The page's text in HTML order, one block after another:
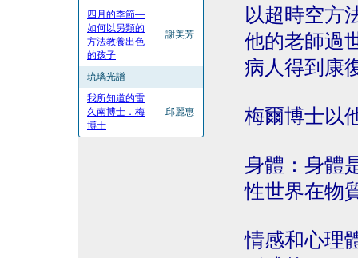
四月的季節—
如何以另類的
方法教養出色
的孩子
謝美芳
琉璃光譜
我所知道的雷
久南博士．梅
博士
邱麗惠
以超時空方
他的老師過
病人得到康
梅爾博士以
身體：身體
性世界在物
情感和心理